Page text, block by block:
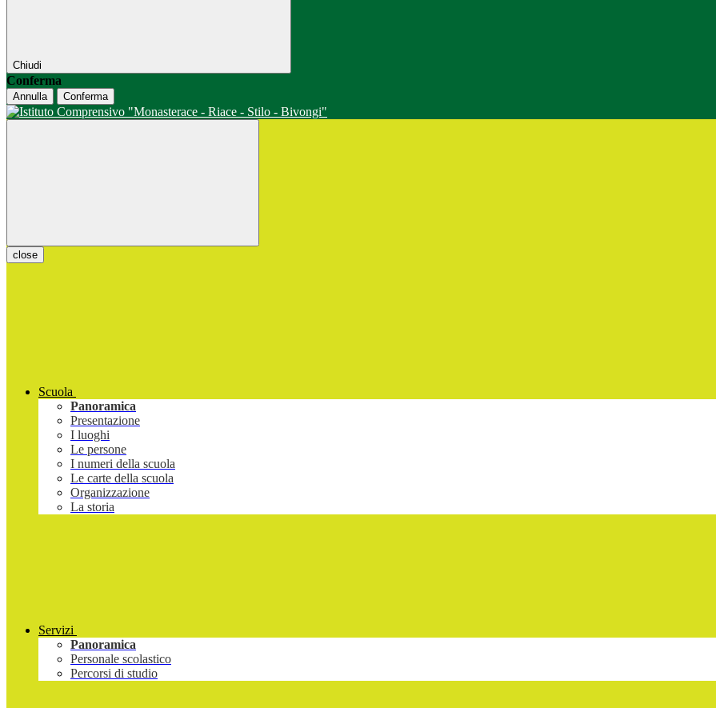
Chiudi
Conferma
Annulla Conferma
close
Scuola
Panoramica
Presentazione
I luoghi
Le persone
I numeri della scuola
Le carte della scuola
Organizzazione
La storia
Servizi
Panoramica
Personale scolastico
Percorsi di studio